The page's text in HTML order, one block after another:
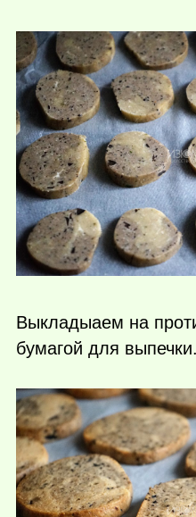
Выкладыаем на
бумагой для выпечки.